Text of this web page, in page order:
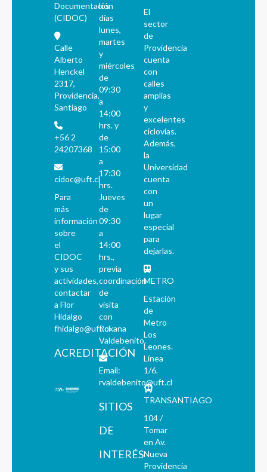
Documentación
(CIDOC)
Calle
Alberto
Henckel
2317,
Providencia,
Santiago
+56 2
24207368
cidoc@uft.cl
Para
más
información
sobre
el
CIDOC
y sus
actividades,
contactar
a Flor
Hidalgo
fhidalgo@uft.cl
ACREDITACIÓN
los
días
lunes,
martes
y
miércoles
de
09:30
a
14:00
hrs. y
de
15:00
a
17:30
hrs.
Jueves
de
09:30
a
14:00
hrs.,
previa
coordinación
de
visita
con
Roxana
Valdebenito.
Email:
rvaldebenito@uft.cl
SITIOS
DE
INTERÉS
El
sector
de
Providencia
cuenta
con
calles
amplias
y
excelentes
ciclovías.
Además,
la
Universidad
cuenta
con
un
lugar
especial
para
dejarlas.
METRO
Estación
de
Metro
Los
Leones.
Línea
1/6.
TRANSANTIAGO
104 /
Tomar
en Av.
Nueva
Providencia